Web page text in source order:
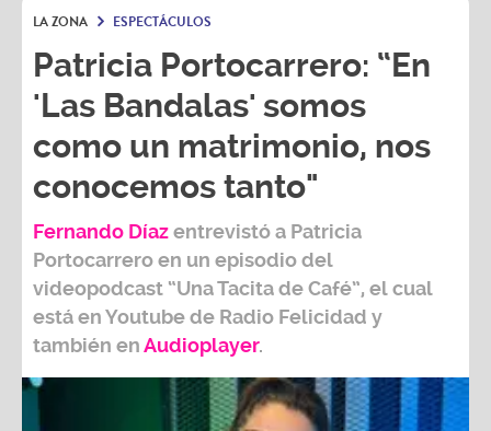
LA ZONA ESPECTÁCULOS
Patricia Portocarrero: “En
'Las Bandalas' somos
como un matrimonio, nos
conocemos tanto"
Fernando Díazentrevistó a Patricia
Portocarreroen un episodio del
videopodcast “Una Tacita de Café”, el cual
está en Youtube de Radio Felicidad y
también enAudioplayer.